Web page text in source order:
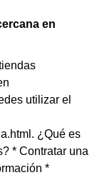
en
utilizar el
¿Qué es
* Contratar una
*